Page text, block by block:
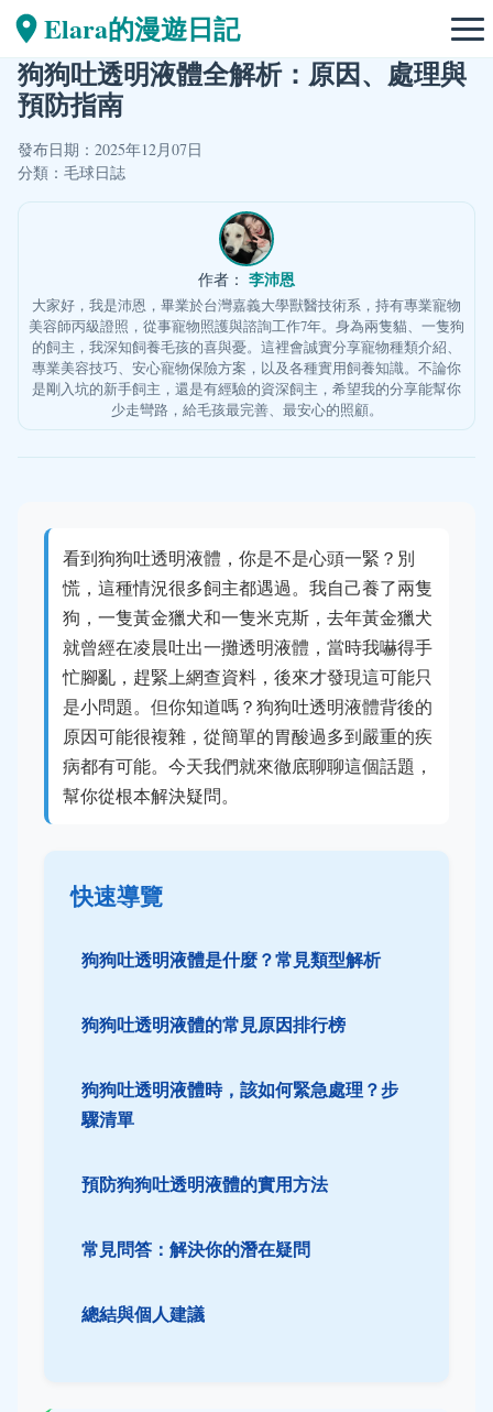
Elara的漫遊日記
狗狗吐透明液體全解析：原因、處理與
預防指南
發布日期：2025年12月07日
分類： 毛球日誌
作者： 李沛恩
大家好，我是沛恩，畢業於台灣嘉義大學獸醫技術系，持有專業寵物
美容師丙級證照，從事寵物照護與諮詢工作7年。身為兩隻貓、一隻狗
的飼主，我深知飼養毛孩的喜與憂。這裡會誠實分享寵物種類介紹、
專業美容技巧、安心寵物保險方案，以及各種實用飼養知識。不論你
是剛入坑的新手飼主，還是有經驗的資深飼主，希望我的分享能幫你
少走彎路，給毛孩最完善、最安心的照顧。
看到狗狗吐透明液體，你是不是心頭一緊？別
慌，這種情況很多飼主都遇過。我自己養了兩隻
狗，一隻黃金獵犬和一隻米克斯，去年黃金獵犬
就曾經在凌晨吐出一攤透明液體，當時我嚇得手
忙腳亂，趕緊上網查資料，後來才發現這可能只
是小問題。但你知道嗎？狗狗吐透明液體背後的
原因可能很複雜，從簡單的胃酸過多到嚴重的疾
病都有可能。今天我們就來徹底聊聊這個話題，
幫你從根本解決疑問。
快速導覽
狗狗吐透明液體是什麼？常見類型解析
狗狗吐透明液體的常見原因排行榜
狗狗吐透明液體時，該如何緊急處理？步
驟清單
預防狗狗吐透明液體的實用方法
常見問答：解決你的潛在疑問
總結與個人建議